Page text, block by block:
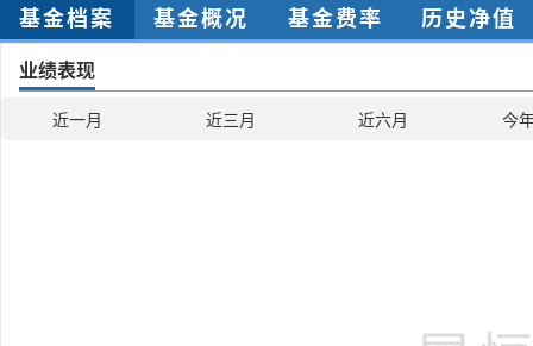
基金档案 基金概况 基金费率 历史净值
业绩表现
近一月 近三月 近六月 今